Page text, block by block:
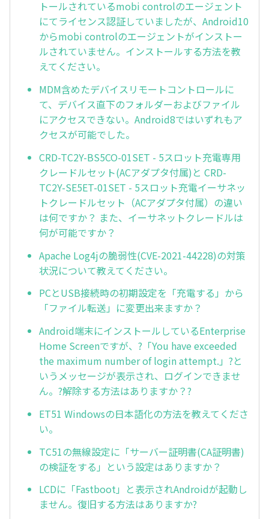
トールされているmobi controlのエージェント
にてライセンス認証していましたが、Android10
からmobi controlのエージェントがインストー
ルされていません。インストールする方法を教
えてください。
MDM含めたデバイスリモートコントロールに
て、デバイス直下のフォルダーおよびファイル
にアクセスできない。Android8ではいずれもア
クセスが可能でした。
CRD-TC2Y-BS5CO-01SET - 5スロット充電専用
クレードルセット(ACアダプタ付属)と CRD-
TC2Y-SE5ET-01SET - 5スロット充電イーサネッ
トクレードルセット（ACアダプタ付属）の違い
は何ですか？ また、イーサネットクレードルは
何が可能ですか？
Apache Log4jの脆弱性(CVE-2021-44228)の対策
状況について教えてください。
PCとUSB接続時の初期設定を「充電する」から
「ファイル転送」に変更出来ますか？
Android端末にインストールしているEnterprise
Home Screenですが、?「You have exceeded
the maximum number of login attempt.」?と
いうメッセージが表示され、ログインできませ
ん。?解除する方法はありますか？?
ET51 Windowsの日本語化の方法を教えてくださ
い。
TC51の無線設定に「サーバー証明書(CA証明書)
の検証をする」という設定はありますか？
LCDに「Fastboot」と表示されAndroidが起動し
ません。復旧する方法はありますか?